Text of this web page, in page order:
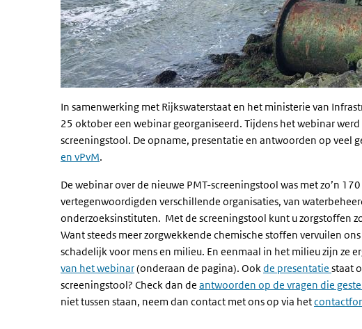
In samenwerking met Rijkswaterstaat en het ministerie van
25 oktober een webinar georganiseerd. Tijdens het webinar
screeningstool. De opname, presentatie en antwoorden op veel
en vPvM.
De webinar over de nieuwe PMT-screeningstool was met zo’n
vertegenwoordigden verschillende organisaties, van
onderzoeksinstituten. Met de screeningstool kunt u zorgstoffen
Want steeds meer zorgwekkende chemische stoffen vervuilen
schadelijk voor mens en milieu. En eenmaal in het milieu zijn ze
van het webinar(onderaan de pagina). Ookde presentatie staat
screeningstool? Check dan de antwoorden op de vragen die
niet tussen staan, neem dan contact met ons op via het